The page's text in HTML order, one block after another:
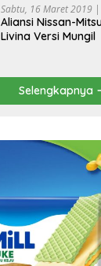
Sabtu, 16 Maret 2019
Aliansi Nissan-
Livina Versi Mungil
Selengkapnya